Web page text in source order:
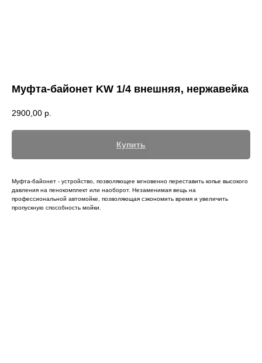
Муфта-байонет KW 1/4 внешняя, нержавейка
2900,00 р.
Купить
Муфта-байонет - устройство, позволяющее мгновенно переставить копье высокого
давления на пенокомплект или наоборот. Незаменимая вещь на
профессиональной автомойке, позволяющая сэкономить время и увеличить
пропускную способность мойки.